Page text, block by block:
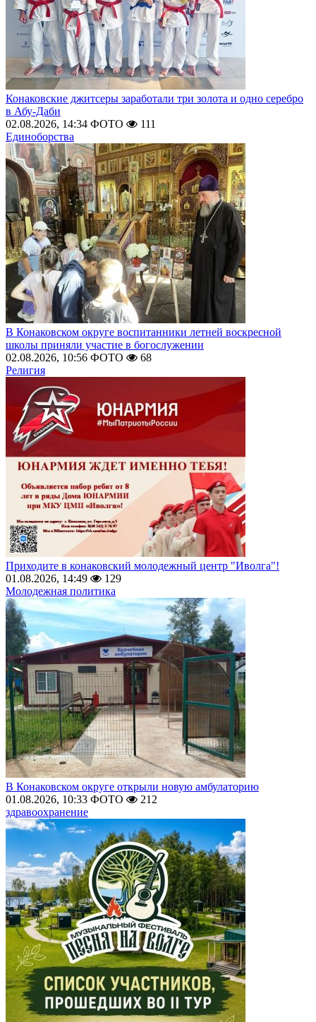
Конаковские джитсеры заработали три золота и одно серебро
в Абу-Даби
02.08.2026, 14:34 ФОТО
111
Единоборства
В Конаковском округе воспитанники летней воскресной
школы приняли участие в богослужении
02.08.2026, 10:56 ФОТО
68
Религия
Приходите в конаковский молодежный центр "Иволга"!
01.08.2026, 14:49
129
Молодежная политика
В Конаковском округе открыли новую амбулаторию
01.08.2026, 10:33 ФОТО
212
здравоохранение